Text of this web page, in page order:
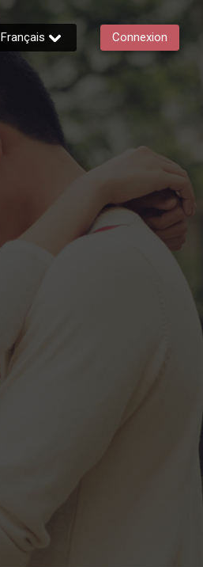
Français Connexion